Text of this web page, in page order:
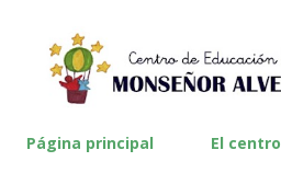
Página principal El centro